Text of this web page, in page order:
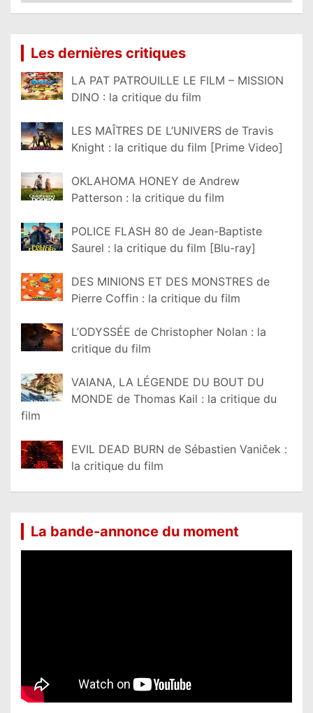
Les dernières critiques
LA PAT PATROUILLE LE FILM – MISSION
DINO : la critique du film
LES MAÎTRES DE L’UNIVERS de Travis
Knight : la critique du film [Prime Video]
OKLAHOMA HONEY de Andrew
Patterson : la critique du film
POLICE FLASH 80 de Jean-Baptiste
Saurel : la critique du film [Blu-ray]
DES MINIONS ET DES MONSTRES de
Pierre Coffin : la critique du film
L’ODYSSÉE de Christopher Nolan : la
critique du film
VAIANA, LA LÉGENDE DU BOUT DU
MONDE de Thomas Kail : la critique du
film
EVIL DEAD BURN de Sébastien Vaniček :
la critique du film
La bande-annonce du moment